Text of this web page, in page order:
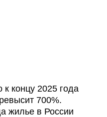
к концу 2025 года
700%.
жилье в России